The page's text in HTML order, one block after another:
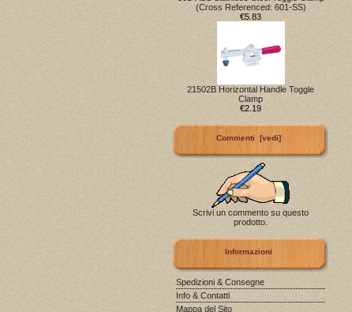
(Cross Referenced: 601-SS)
€5.83
21502B Horizontal Handle Toggle
Clamp
€2.19
Commenti [vedi]
Scrivi un commento su questo
prodotto.
Informazioni
Spedizioni & Consegne
Info & Contatti
Mappa del Sito